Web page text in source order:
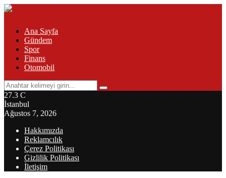
Ana Sayfa
Gündem
Spor
Finans
Otomobil
Search
for:
Search
27.3 C
İstanbul
Ağustos 7, 2026
Hakkımızda
Reklamcılık
Çerez Politikası
Gizlilik Politikası
İletişim